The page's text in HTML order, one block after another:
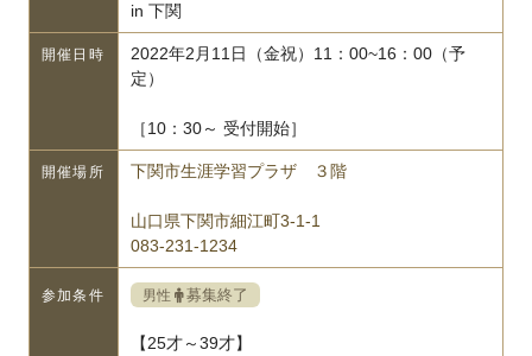
in 下関
開催日時
2022年2月11日（金祝）11：00~16：00（予
定）
［10：30～ 受付開始］
開催場所 下関市生涯学習プラザ ３階
山口県下関市細江町3-1-1
083-231-1234
参加条件 男性 募集終了
【25才～39才】